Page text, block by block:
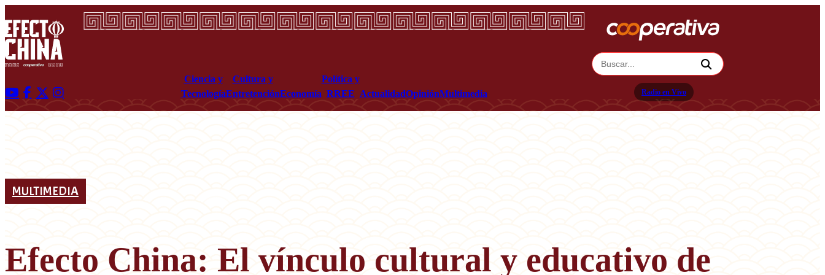
Ciencia y
Tecnología
Cultura y
EntretenciónEconomía
Política y
RREE ActualidadOpiniónMultimedia Radio en Vivo
MULTIMEDIA
Efecto China: El vínculo cultural y educativo de